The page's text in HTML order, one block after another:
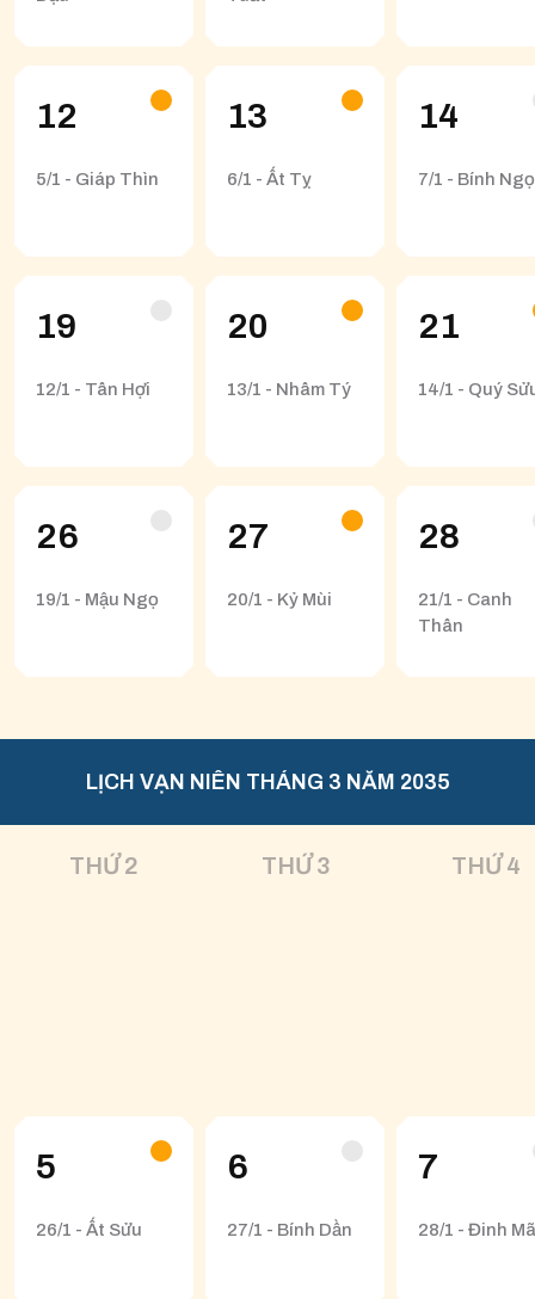
12
5/1 - Giáp Thìn
13
6/1 - Ất Tỵ
14
7/1 - Bính Ngọ
19
12/1 - Tân Hợi
20
13/1 - Nhâm Tý
21
14/1 - Quý
26
19/1 - Mậu Ngọ
27
20/1 - Kỷ Mùi
28
21/1 - Canh
Thân
LỊCH VẠN NIÊN THÁNG 3 NĂM 2035
THỨ 2 THỨ 3 THỨ 4
5
26/1 - Ất Sửu
6
27/1 - Bính Dần
7
28/1 - Đinh